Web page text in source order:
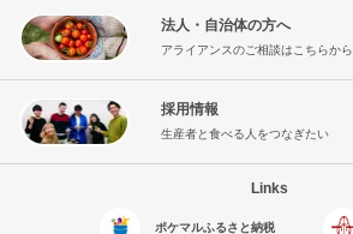
法人・自治体の方へ
アライアンスのご相談はこちらから
採用情報
生産者と食べる人をつなぎたい
Links
ポケマルふるさと納税